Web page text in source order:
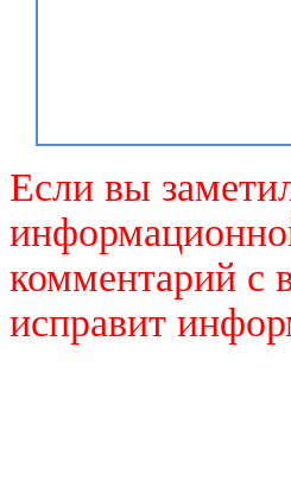
Если вы
комментарий с
исправит